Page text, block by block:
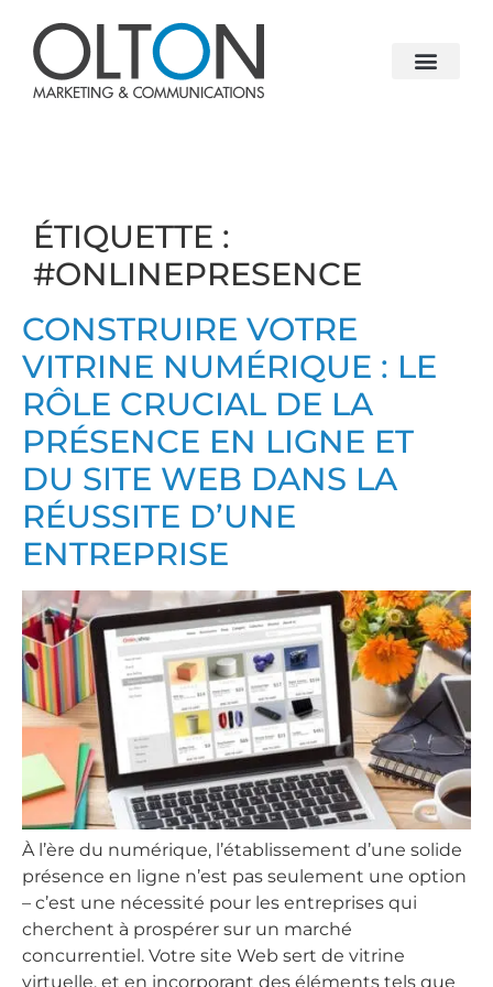
ÉTIQUETTE :
#ONLINEPRESENCE
CONSTRUIRE VOTRE
VITRINE NUMÉRIQUE : LE
RÔLE CRUCIAL DE LA
PRÉSENCE EN LIGNE ET
DU SITE WEB DANS LA
RÉUSSITE D’UNE
ENTREPRISE
À l’ère du numérique, l’établissement d’une solide
présence en ligne n’est pas seulement une option
– c’est une nécessité pour les entreprises qui
cherchent à prospérer sur un marché
concurrentiel. Votre site Web sert de vitrine
virtuelle, et en incorporant des éléments tels que